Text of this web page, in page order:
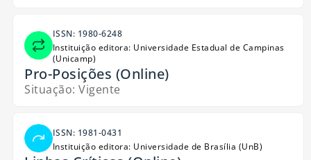
ISSN: 1980-6248
Instituição editora: Universidade Estadual de Campinas
(Unicamp)
Pro-Posições (Online)
Situação: Vigente
ISSN: 1981-0431
Instituição editora: Universidade de Brasília (UnB)